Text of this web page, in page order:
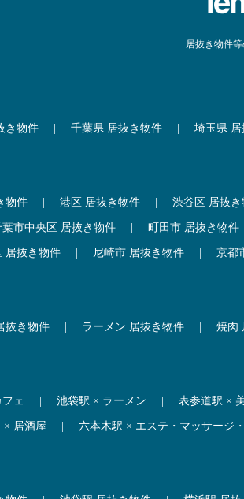
居抜き物件
き物件 千葉県 居抜き物件 埼玉県
物件 港区 居抜き物件 渋谷区 居抜き
葉市中央区 居抜き物件 町田市 居抜き物件
居抜き物件 尼崎市 居抜き物件 京都
抜き物件 ラーメン 居抜き物件 焼肉
ェ 池袋駅 × ラーメン 表参道駅 ×
× 居酒屋 六本木駅 × エステ・マッサージ